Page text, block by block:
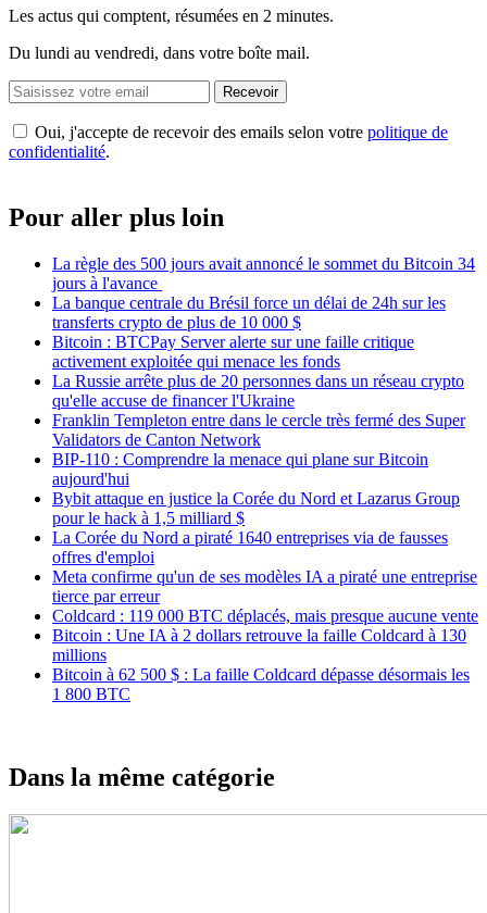
Les actus qui comptent, résumées en 2 minutes.
Du lundi au vendredi, dans votre boîte mail.
Recevoir
Oui, j'accepte de recevoir des emails selon votre politique de
confidentialité.
Pour aller plus loin
La règle des 500 jours avait annoncé le sommet du Bitcoin 34
jours à l'avance
La banque centrale du Brésil force un délai de 24h sur les
transferts crypto de plus de 10 000 $
Bitcoin : BTCPay Server alerte sur une faille critique
activement exploitée qui menace les fonds
La Russie arrête plus de 20 personnes dans un réseau crypto
qu'elle accuse de financer l'Ukraine
Franklin Templeton entre dans le cercle très fermé des Super
Validators de Canton Network
BIP-110 : Comprendre la menace qui plane sur Bitcoin
aujourd'hui
Bybit attaque en justice la Corée du Nord et Lazarus Group
pour le hack à 1,5 milliard $
La Corée du Nord a piraté 1640 entreprises via de fausses
offres d'emploi
Meta confirme qu'un de ses modèles IA a piraté une entreprise
tierce par erreur
Coldcard : 119 000 BTC déplacés, mais presque aucune vente
Bitcoin : Une IA à 2 dollars retrouve la faille Coldcard à 130
millions
Bitcoin à 62 500 $ : La faille Coldcard dépasse désormais les
1 800 BTC
Dans la même catégorie